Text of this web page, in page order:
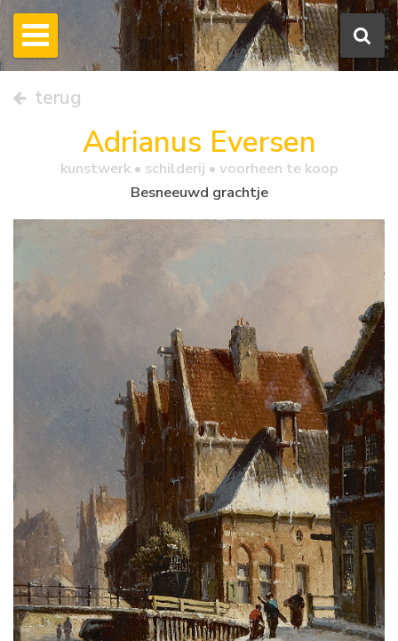
terug
Adrianus Eversen
kunstwerk • schilderij • voorheen te koop
Besneeuwd grachtje